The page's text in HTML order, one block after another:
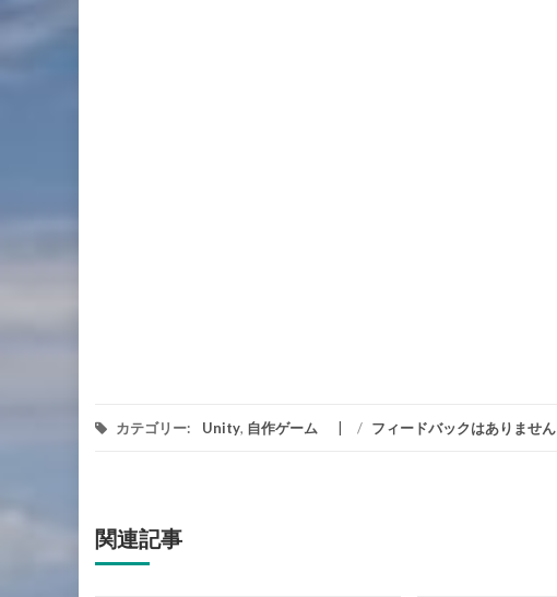
カテゴリー: Unity, 自作ゲーム / フィードバックはありません
関連記事